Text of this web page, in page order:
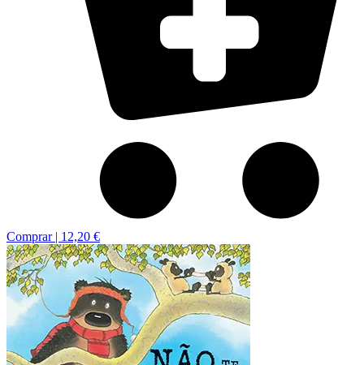
Comprar | 12,20 €